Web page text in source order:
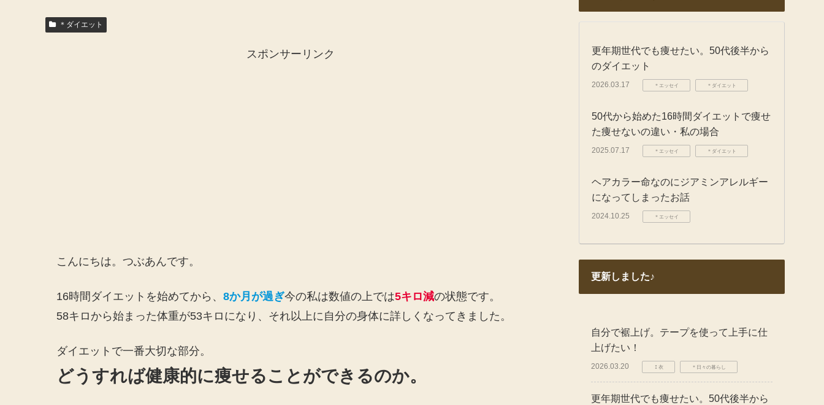
＊ダイエット
スポンサーリンク
こんにちは。つぶあんです。
16時間ダイエットを始めてから、 8か月が過ぎ今の私は数値の上では5キロ減の状態です。
58キロから始まった体重が53キロになり、それ以上に自分の身体に詳しくなってきました。
ダイエットで一番大切な部分。
どうすれば健康的に痩せることができるのか。
更年期世代でも痩せたい。50代後半から
のダイエット
2026.03.17 ＊エッセイ ＊ダイエット
50代から始めた16時間ダイエットで痩せ
た痩せないの違い・私の場合
2025.07.17 ＊エッセイ ＊ダイエット
ヘアカラー命なのにジアミンアレルギー
になってしまったお話
2024.10.25 ＊エッセイ
更新しました♪
自分で裾上げ。テープを使って上手に仕
上げたい！
2026.03.20 ⁑衣 ＊日々の暮らし
更年期世代でも痩せたい。50代後半から